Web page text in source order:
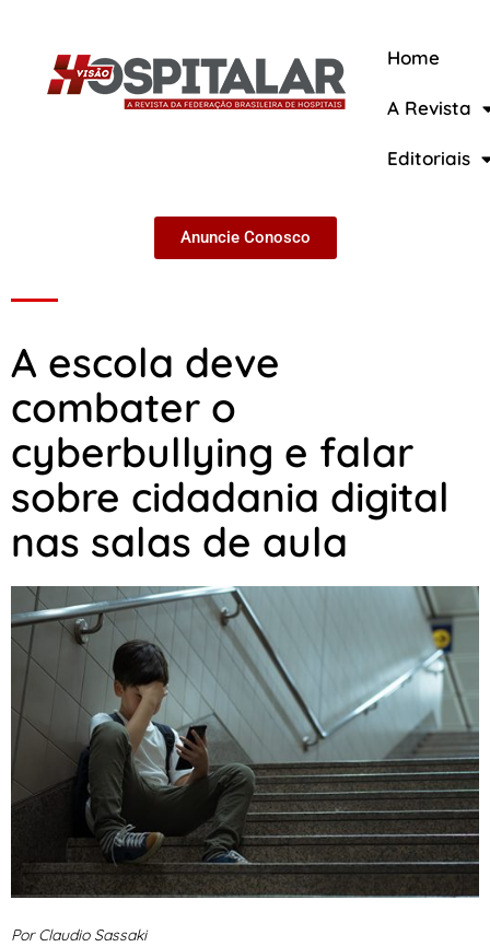
Home
A Revista
Editoriais
Anuncie Conosco
A escola deve
combater o
cyberbullying e falar
sobre cidadania digital
nas salas de aula
Por Claudio Sassaki